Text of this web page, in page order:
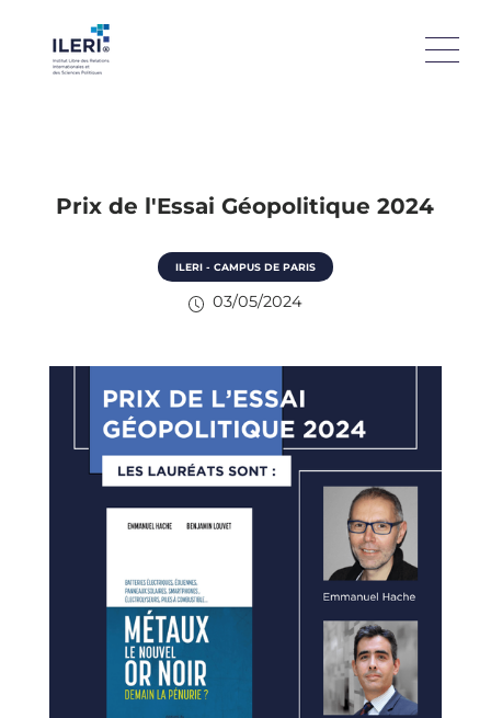
Prix de l'Essai Géopolitique 2024
ILERI - CAMPUS DE PARIS
03/05/2024